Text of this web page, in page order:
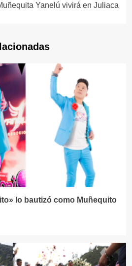
Yanelú vivirá en Juliaca
lo bautizó como Muñequito